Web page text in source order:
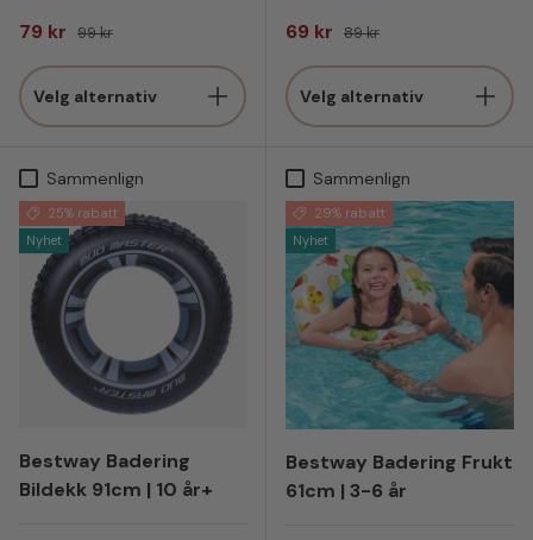
Salgspris
79 kr Vanlig pris
99 kr
Velg alternativ
Salgspris
69 kr Vanlig pris
89 kr
Velg alternativ
Sammenlign
25% rabatt
Nyhet
Bestway Badering
Bildekk 91cm | 10 år+
Sammenlign
29% rabatt
Nyhet
Bestway Badering Frukt
61cm | 3-6 år